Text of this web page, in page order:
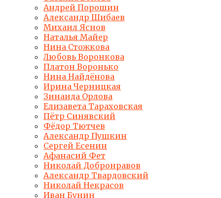
Андрей Порошин
Александр Шибаев
Михаил Яснов
Наталья Майер
Нина Стожкова
Любовь Воронкова
Платон Воронько
Нина Найдёнова
Ирина Черницкая
Зинаида Орлова
Елизавета Тараховская
Пётр Синявский
Фёдор Тютчев
Александр Пушкин
Сергей Есенин
Афанасий Фет
Николай Добронравов
Александр Твардовский
Николай Некрасов
Иван Бунин